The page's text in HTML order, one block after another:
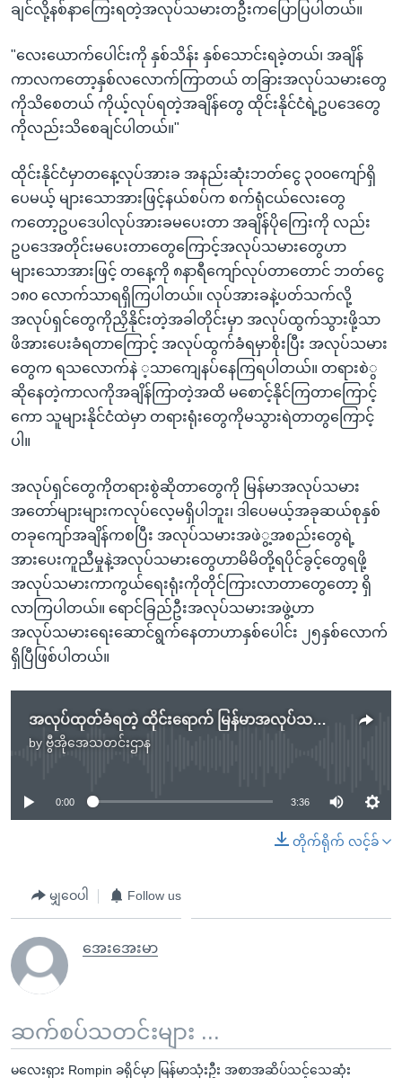
ချင်လို့နစ်နာကြေးရတဲ့အလုပ်သမားတဦးကပြောပြပါတယ်။
"လေးယောက်ပေါင်းကို နှစ်သိန်း နှစ်သောင်းရခဲ့တယ်၊ အချိန်
ကာလကတော့နှစ်လလောက်ကြာတယ် တခြားအလုပ်သမားတွေ
ကိုသိစေတယ် ကိုယ့်လုပ်ရတဲ့အချိန်တွေ ထိုင်းနိုင်ငံရဲ့ဥပဒေတွေ
ကိုလည်းသိစေချင်ပါတယ်။"
ထိုင်းနိုင်ငံမှာတနေ့လုပ်အားခ အနည်းဆုံးဘတ်ငွေ ၃၀၀ကျော်ရှိ
ပေမယ့် များသောအားဖြင့်နယ်စပ်က စက်ရုံငယ်လေးတွေ
ကတော့ဥပဒေပါလုပ်အားခမပေးတာ အချိန်ပိုကြေးကို လည်း
ဥပဒေအတိုင်းမပေးတာတွေကြောင့်အလုပ်သမားတွေဟာ
များသောအားဖြင့် တနေ့ကို ၈နာရီကျော်လုပ်တာတောင် ဘတ်ငွေ
၁၈၀ လောက်သာရရှိကြပါတယ်။ လုပ်အားခနဲ့ပတ်သက်လို့
အလုပ်ရှင်တွေကိုညှိနိုင်းတဲ့အခါတိုင်းမှာ အလုပ်ထွက်သွားဖို့သာ
ဖိအားပေးခံရတာကြောင့် အလုပ်ထွက်ခံရမှာစိုးပြီး အလုပ်သမား
တွေက ရသလောက်နဲ ့သာကျေနပ်နေကြရပါတယ်။ တရားစဲွ
ဆိုနေတဲ့ကာလကိုအချိန်ကြာတဲ့အထိ မစောင့်နိုင်ကြတာကြောင့်
ကော သူများနိုင်ငံထဲမှာ တရားရုံးတွေကိုမသွားရဲတာတွကြောင့်
ပါ။
အလုပ်ရှင်တွေကိုတရားစွဲဆိုတာတွေကို မြန်မာအလုပ်သမား
အတော်များများကလုပ်လေ့မရှိပါဘူး၊ ဒါပေမယ့်အခုဆယ်စုနှစ်
တခုကျော်အချိန်ကစပြီး အလုပ်သမားအဖဲွ့အစည်းတွေရဲ့
အားပေးကူညီမှုနဲ့အလုပ်သမားတွေဟာမိမိတို့ရပိုင်ခွင့်တွေရဖို့
အလုပ်သမားကာကွယ်ရေးရုံးကိုတိုင်ကြားလာတာတွေတော့ ရှိ
လာကြပါတယ်။ ရောင်ခြည်ဦးအလုပ်သမားအဖွဲ့ဟာ
အလုပ်သမားရေးဆောင်ရွက်နေတာဟာနှစ်ပေါင်း ၂၅နှစ်လောက်
ရှိပြီဖြစ်ပါတယ်။
အလုပ်ထုတ်ခံရတဲ့ ထိုင်းရောက် မြန်မာအလုပ်သမား ၄ ဦး နစ်နာကြေးရ
by ဗွီအိုအေသတင်းဌာန
No media source currently available
0:00 3:36
တိုက်ရိုက် လင့်ခ်
မျှဝေပါ Follow us
အေးအေးမာ
ဆက်စပ်သတင်းများ ...
မလေးရှား Rompin ခရိုင်မှာ မြန်မာသုံးဦး အစာအဆိပ်သင့်သေဆုံး